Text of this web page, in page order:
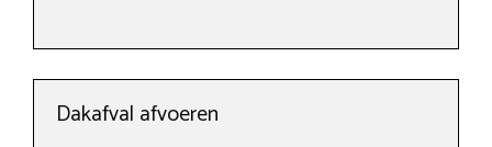
Dakafval afvoeren